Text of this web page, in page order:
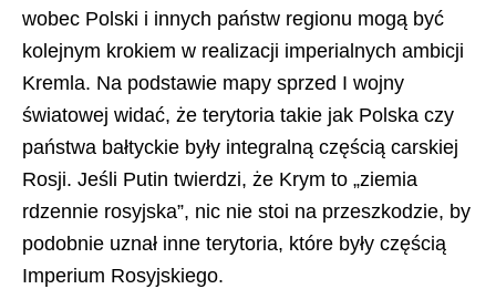
wobec Polski i innych państw regionu mogą być
kolejnym krokiem w realizacji imperialnych ambicji
Kremla. Na podstawie mapy sprzed I wojny
światowej widać, że terytoria takie jak Polska czy
państwa bałtyckie były integralną częścią carskiej
Rosji. Jeśli Putin twierdzi, że Krym to „ziemia
rdzennie rosyjska”, nic nie stoi na przeszkodzie, by
podobnie uznał inne terytoria, które były częścią
Imperium Rosyjskiego.